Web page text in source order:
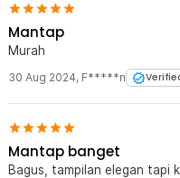
Mantap
Murah
30 Aug 2024, F*****n
Mantap banget
Bagus, tampilan elegan tapi